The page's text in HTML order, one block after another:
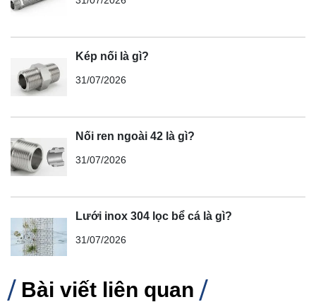
Kép nối là gì?
31/07/2026
Nối ren ngoài 42 là gì?
31/07/2026
Lưới inox 304 lọc bể cá là gì?
31/07/2026
Bài viết liên quan